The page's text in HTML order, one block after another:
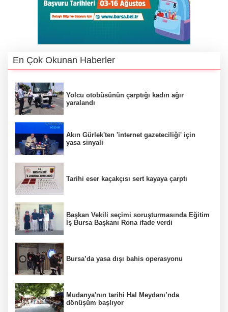
En Çok Okunan Haberler
Yolcu otobüsünün çarptığı kadın ağır
yaralandı
Akın Gürlek'ten 'internet gazeteciliği' için
yasa sinyali
Tarihi eser kaçakçısı sert kayaya çarptı
Başkan Vekili seçimi soruşturmasında Eğitim
İş Bursa Başkanı Rona ifade verdi
Bursa’da yasa dışı bahis operasyonu
Mudanya'nın tarihi Hal Meydanı’nda
dönüşüm başlıyor